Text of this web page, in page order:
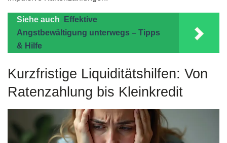
Siehe auch
Effektive
Angstbewältigung unterwegs – Tipps
& Hilfe
Kurzfristige Liquiditätshilfen: Von
Ratenzahlung bis Kleinkredit